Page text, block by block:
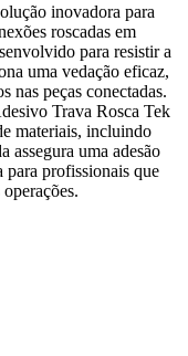
inovadora para
roscadas em
para resistir a
uma vedação eficaz,
nas peças conectadas.
Trava Rosca Tek
materiais, incluindo
assegura uma adesão
para profissionais que